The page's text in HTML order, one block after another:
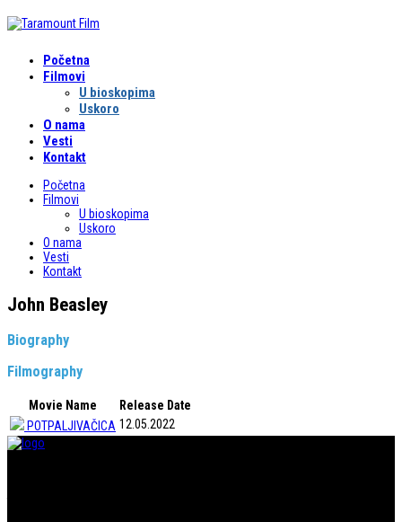
Početna
Filmovi
U bioskopima
Uskoro
O nama
Vesti
Kontakt
Početna
Filmovi
U bioskopima
Uskoro
O nama
Vesti
Kontakt
John Beasley
Biography
Filmography
Movie Name
Release Date
POTPALJIVAČICA 12.05.2022